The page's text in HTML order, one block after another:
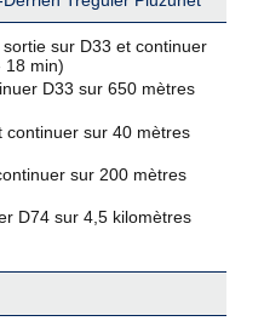
sortie sur D33 et continuer
18 min)
D33 sur 650 mètres
continuer sur 40 mètres
sur 200 mètres
D74 sur 4,5 kilomètres